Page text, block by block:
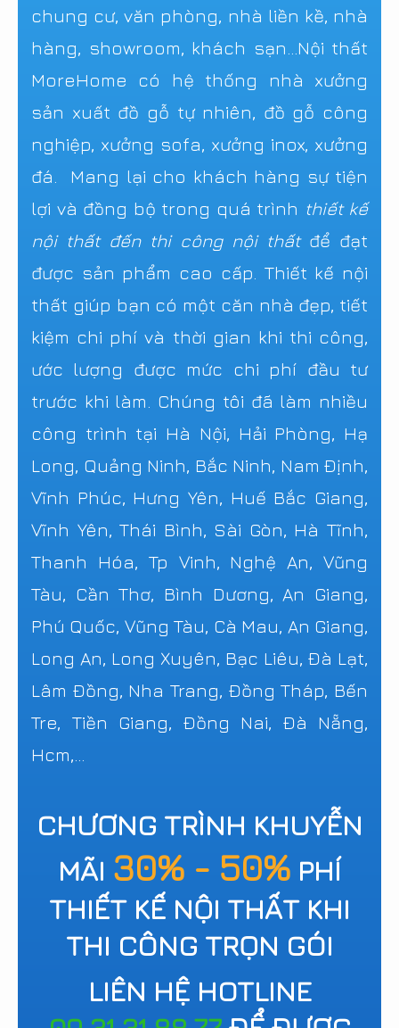
chung cư, văn phòng, nhà liền kề, nhà
hàng, showroom, khách sạn...Nội thất
MoreHome có hệ thống nhà xưởng
sản xuất đồ gỗ tự nhiên, đồ gỗ công
nghiệp, xưởng sofa, xưởng inox, xưởng
đá. Mang lại cho khách hàng sự tiện
lợi và đồng bộ trong quá trình thiết kế
nội thất đến thi công nội thấtđể đạt
được sản phẩm cao cấp. Thiết kế nội
thất giúp bạn có một căn nhà đẹp, tiết
kiệm chi phí và thời gian khi thi công,
ước lượng được mức chi phí đầu tư
trước khi làm. Chúng tôi đã làm nhiều
công trình tại Hà Nội, Hải Phòng, Hạ
Long, Quảng Ninh, Bắc Ninh, Nam Định,
Vĩnh Phúc, Hưng Yên, Huế Bắc Giang,
Vĩnh Yên, Thái Bình, Sài Gòn, Hà Tĩnh,
Thanh Hóa, Tp Vinh, Nghệ An, Vũng
Tàu, Cần Thơ, Bình Dương, An Giang,
Phú Quốc, Vũng Tàu, Cà Mau, An Giang,
Long An, Long Xuyên, Bạc Liêu, Đà Lạt,
Lâm Đồng, Nha Trang, Đồng Tháp, Bến
Tre, Tiền Giang, Đồng Nai, Đà Nẵng,
Hcm,...
CHƯƠNG TRÌNH KHUYỄN
MÃI 30% - 50% PHÍ
THIẾT KẾ NỘI THẤT KHI
THI CÔNG TRỌN GÓI
LIÊN HỆ HOTLINE